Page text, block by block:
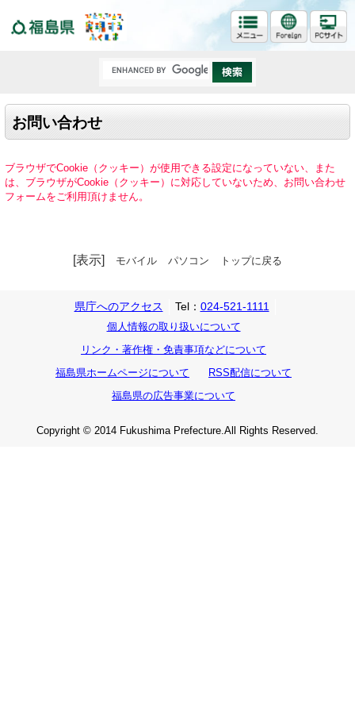
お問い合わせ
ブラウザでCookie（クッキー）が使用できる設定になっていない、また
は、ブラウザがCookie（クッキー）に対応していないため、お問い合わせ
フォームをご利用頂けません。
[表示] モバイル パソコン トップに戻る
県庁へのアクセス Tel： 024-521-1111
個人情報の取り扱いについて
リンク・著作権・免責事項などについて
福島県ホームページについて
RSS配信について
福島県の広告事業について
Copyright © 2014 Fukushima Prefecture.All Rights Reserved.